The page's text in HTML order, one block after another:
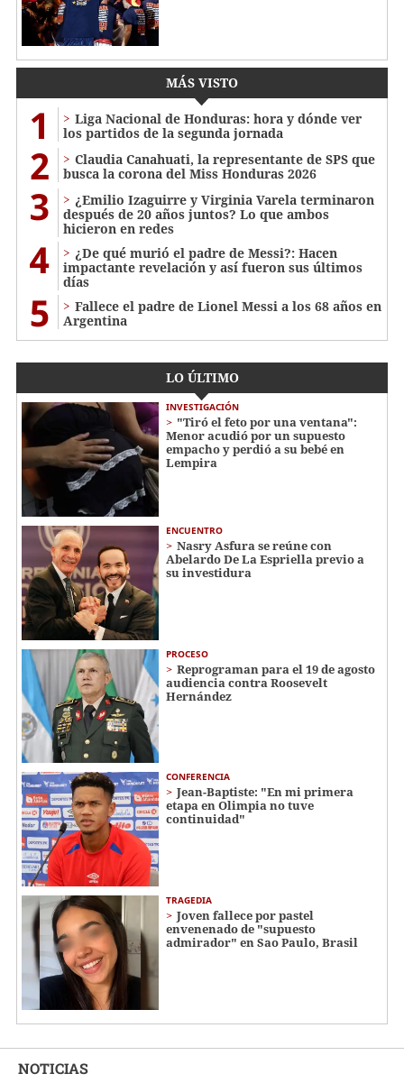
MÁS VISTO
1
Liga Nacional de Honduras: hora y dónde ver
los partidos de la segunda jornada
2
Claudia Canahuati, la representante de SPS que
busca la corona del Miss Honduras 2026
3
¿Emilio Izaguirre y Virginia Varela terminaron
después de 20 años juntos? Lo que ambos
hicieron en redes
4
¿De qué murió el padre de Messi?: Hacen
impactante revelación y así fueron sus últimos
días
5
Fallece el padre de Lionel Messi a los 68 años en
Argentina
LO ÚLTIMO
INVESTIGACIÓN
"Tiró el feto por una ventana":
Menor acudió por un supuesto
empacho y perdió a su bebé en
Lempira
ENCUENTRO
Nasry Asfura se reúne con
Abelardo De La Espriella previo a
su investidura
PROCESO
Reprograman para el 19 de agosto
audiencia contra Roosevelt
Hernández
CONFERENCIA
Jean-Baptiste: "En mi primera
etapa en Olimpia no tuve
continuidad"
TRAGEDIA
Joven fallece por pastel
envenenado de "supuesto
admirador" en Sao Paulo, Brasil
NOTICIAS